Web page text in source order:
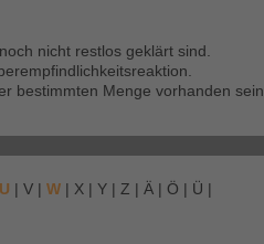
nicht restlos geklärt sind.
bestimmten Menge vorhanden sein,
U | V | W | X | Y | Z | Ä | Ö | Ü |